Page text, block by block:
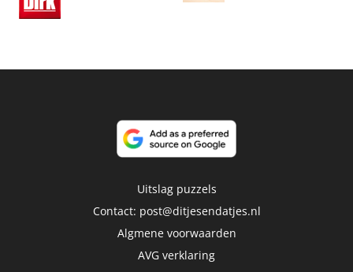
Uitslag puzzels
Contact: post@ditjesendatjes.nl
Algmene voorwaarden
AVG verklaring